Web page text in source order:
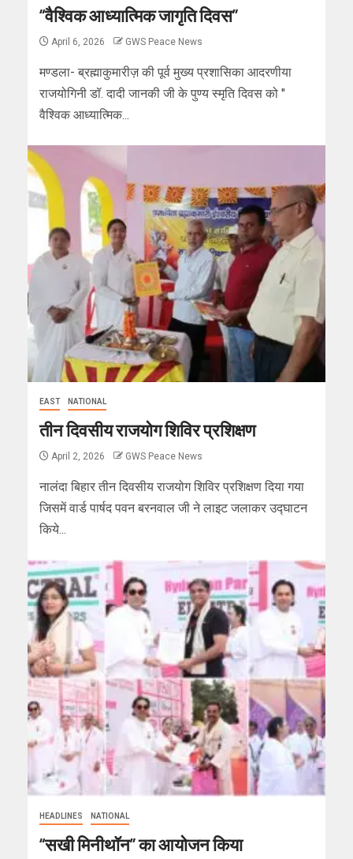
“वैश्विक आध्यात्मिक जागृति दिवस”
April 6, 2026 GWS Peace News
मण्डला- ब्रह्माकुमारीज़ की पूर्व मुख्य प्रशासिका आदरणीया
राजयोगिनी डॉ. दादी जानकी जी के पुण्य स्मृति दिवस को "
वैश्विक आध्यात्मिक...
EAST NATIONAL
तीन दिवसीय राजयोग शिविर प्रशिक्षण
April 2, 2026 GWS Peace News
नालंदा बिहार तीन दिवसीय राजयोग शिविर प्रशिक्षण दिया गया
जिसमें वार्ड पार्षद पवन बरनवाल जी ने लाइट जलाकर उद्घाटन
किये...
HEADLINES NATIONAL
“सखी मिनीथॉन” का आयोजन किया